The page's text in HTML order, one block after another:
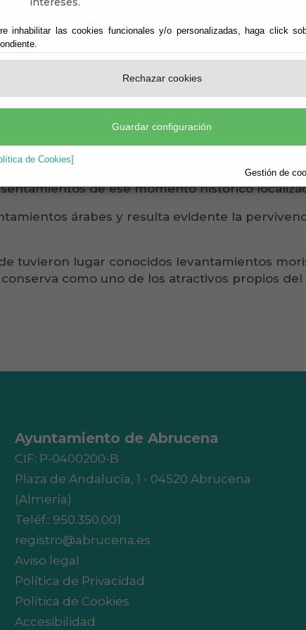
inhabilitar las cookies funcionales y/o personalizadas, haga click
Rechazar cookies
Guardar configuración
de Cookies]
Gestión de
sobre las ruinas de un castillo romano y
entre las provincias de Granada y Almería.
por un origen romano, esto se observa
de ese momento histórico
árabes y resulta evidente la
tuvieron lugar conocidos levantamientos
como uno de los atractivos propios
Ayuntamiento de Abrucena
CIF: P-0400200-B
Plaza de Andalucía, 1 - 04520 Abrucena
(Almería)
Teléf.: 950.350.001
registro@abrucena.es
Aviso legal
Política de Privacidad
Política de Cookies
Accesibilidad